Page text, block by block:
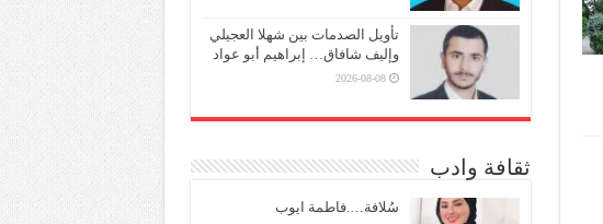
تأويل الصدمات بين شهلا العجيلي
وإليف شافاق… إبراهيم أبو عواد
2026-08-08
ثقافة وادب
سُلافة….فاطمة ايوب